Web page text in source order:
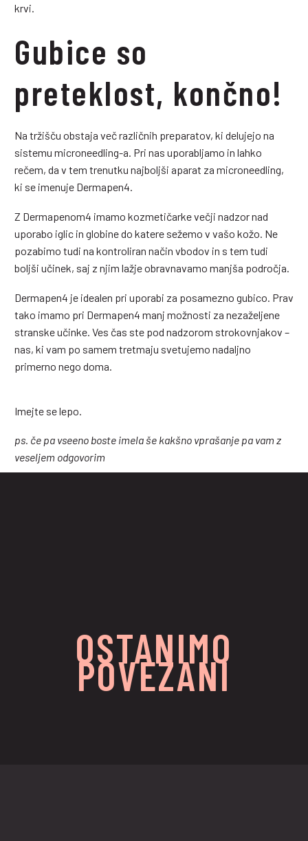
krvi.
Gubice so
preteklost, končno!
Na tržišču obstaja več različnih preparatov, ki delujejo na
sistemu microneedling-a. Pri nas uporabljamo in lahko
rečem, da v tem trenutku najboljši aparat za microneedling,
ki se imenuje Dermapen4.
Z Dermapenom4 imamo kozmetičarke večji nadzor nad
uporabo iglic in globine do katere sežemo v vašo kožo. Ne
pozabimo tudi na kontroliran način vbodov in s tem tudi
boljši učinek, saj z njim lažje obravnavamo manjša področja.
Dermapen4 je idealen pri uporabi za posamezno gubico. Prav
tako imamo pri Dermapen4 manj možnosti za nezaželjene
stranske učinke. Ves čas ste pod nadzorom strokovnjakov –
nas, ki vam po samem tretmaju svetujemo nadaljno
primerno nego doma.
Imejte se lepo.
ps. če pa vseeno boste imela še kakšno vprašanje pa vam z
veseljem odgovorim
OSTANIMO
POVEZANI